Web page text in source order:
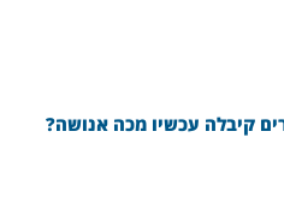
קיבלה עכשיו מכה אנושה?